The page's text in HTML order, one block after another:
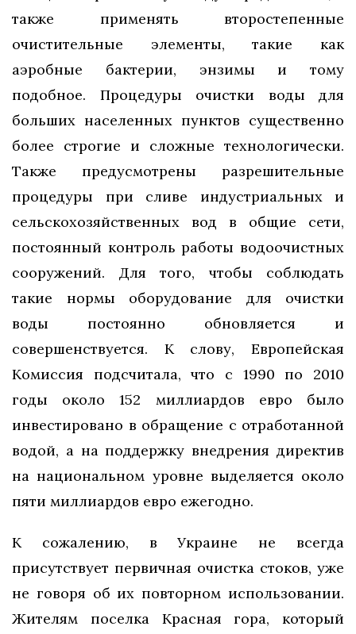
также применять второстепенные
очистительные элементы, такие как
аэробные бактерии, энзимы и тому
подобное. Процедуры очистки воды для
больших населенных пунктов существенно
более строгие и сложные технологически.
Также предусмотрены разрешительные
процедуры при сливе индустриальных и
сельскохозяйственных вод в общие сети,
постоянный контроль работы водоочистных
сооружений. Для того, чтобы соблюдать
такие нормы оборудование для очистки
воды постоянно обновляется и
совершенствуется. К слову, Европейская
Комиссия подсчитала, что с 1990 по 2010
годы около 152 миллиардов евро было
инвестировано в обращение с отработанной
водой, а на поддержку внедрения директив
на национальном уровне выделяется около
пяти миллиардов евро ежегодно.
К сожалению, в Украине не всегда
присутствует первичная очистка стоков, уже
не говоря об их повторном использовании.
Жителям поселка Красная гора, который